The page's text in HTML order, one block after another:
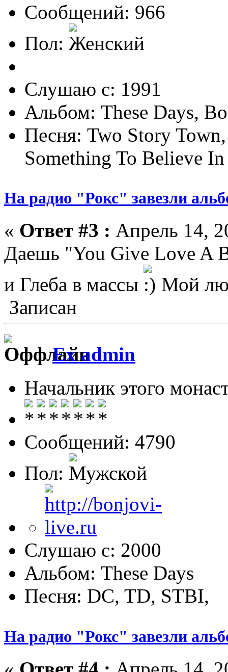
Сообщений: 966
Пол:
Слушаю с: 1991
Альбом: These Days,
Песня: Two Story
Something To Believe In
На радио "Рокс" завезли
« Ответ #3 : Апрель 14,
Даешь "You Give Love A
и Глеба в массы
Мой
Записан
Ex admin
Начальник этого
Сообщений: 4790
Пол:
Слушаю с: 2000
Альбом: These Days
Песня: DC, TD, STBI,
На радио "Рокс" завезли